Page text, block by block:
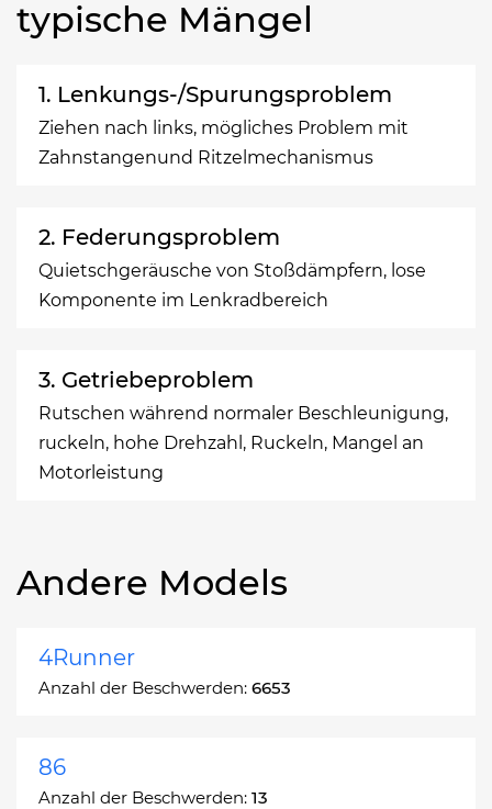
typische Mängel
1. Lenkungs-/Spurungsproblem
Ziehen nach links, mögliches Problem mit
Zahnstangenund Ritzelmechanismus
2. Federungsproblem
Quietschgeräusche von Stoßdämpfern, lose
Komponente im Lenkradbereich
3. Getriebeproblem
Rutschen während normaler Beschleunigung,
ruckeln, hohe Drehzahl, Ruckeln, Mangel an
Motorleistung
Andere Models
4Runner
Anzahl der Beschwerden: 6653
86
Anzahl der Beschwerden: 13